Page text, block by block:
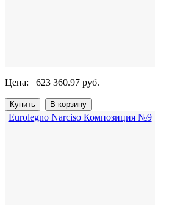
Цена: 623 360.97 руб.
Eurolegno Narciso Композиция №9